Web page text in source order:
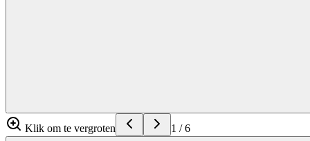
Klik om te vergroten 1 /6